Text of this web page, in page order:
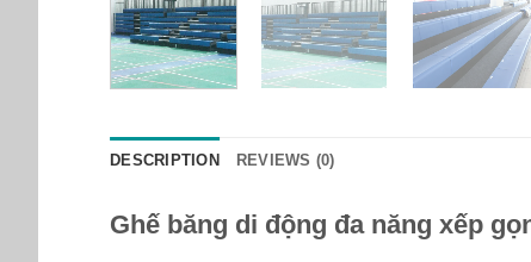
DESCRIPTION REVIEWS (0)
Ghế băng di động đa năng xếp